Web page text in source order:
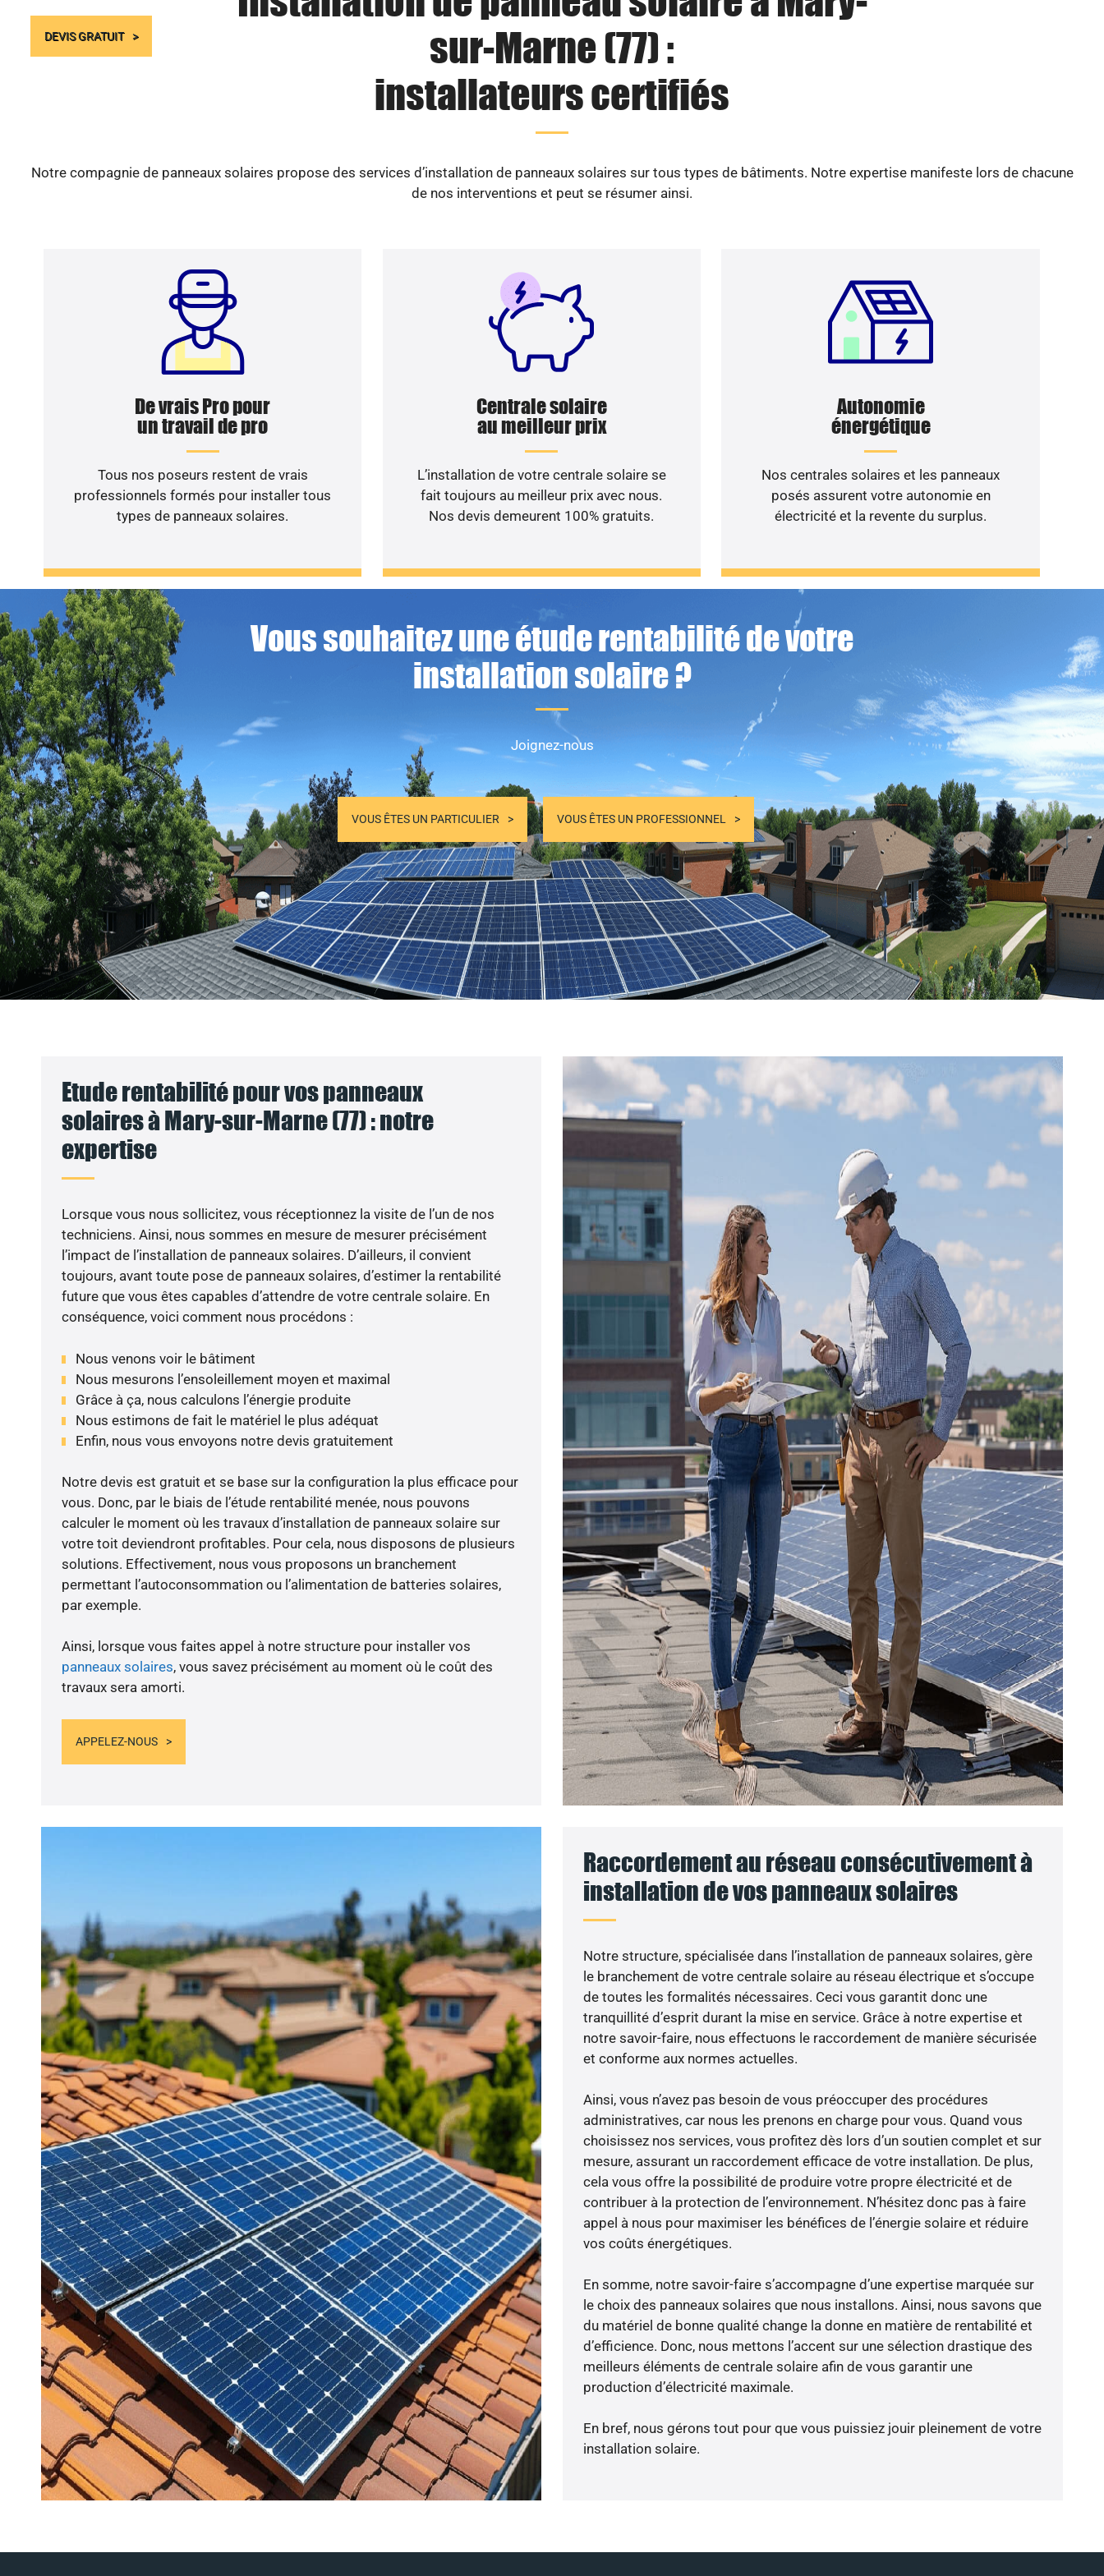
DEVIS GRATUIT
sur-Marne (77) :
installateurs certifiés
Notre compagnie de panneaux solaires propose des services d’installation de panneaux solaires sur tous types de bâtiments. Notre expertise manifeste lors de chacune
de nos interventions et peut se résumer ainsi.
De vrais Pro pour
un travail de pro
Tous nos poseurs restent de vrais
professionnels formés pour installer tous
types de panneaux solaires.
Centrale solaire
au meilleur prix
L’installation de votre centrale solaire se
fait toujours au meilleur prix avec nous.
Nos devis demeurent 100% gratuits.
Autonomie
énergétique
Nos centrales solaires et les panneaux
posés assurent votre autonomie en
électricité et la revente du surplus.
Vous souhaitez une étude rentabilité de votre
installation solaire ?
Joignez-nous
VOUS ÊTES UN PARTICULIER VOUS ÊTES UN PROFESSIONNEL
Etude rentabilité pour vos panneaux
solaires à Mary-sur-Marne (77) : notre
expertise
Lorsque vous nous sollicitez, vous réceptionnez la visite de l’un de nos
techniciens. Ainsi, nous sommes en mesure de mesurer précisément
l’impact de l’installation de panneaux solaires. D’ailleurs, il convient
toujours, avant toute pose de panneaux solaires, d’estimer la rentabilité
future que vous êtes capables d’attendre de votre centrale solaire. En
conséquence, voici comment nous procédons :
Nous venons voir le bâtiment
Nous mesurons l’ensoleillement moyen et maximal
Grâce à ça, nous calculons l’énergie produite
Nous estimons de fait le matériel le plus adéquat
Enfin, nous vous envoyons notre devis gratuitement
Notre devis est gratuit et se base sur la configuration la plus efficace pour
vous. Donc, par le biais de l’étude rentabilité menée, nous pouvons
calculer le moment où les travaux d’installation de panneaux solaire sur
votre toit deviendront profitables. Pour cela, nous disposons de plusieurs
solutions. Effectivement, nous vous proposons un branchement
permettant l’autoconsommation ou l’alimentation de batteries solaires,
par exemple.
Ainsi, lorsque vous faites appel à notre structure pour installer vos
panneaux solaires, vous savez précisément au moment où le coût des
travaux sera amorti.
APPELEZ-NOUS
Raccordement au réseau consécutivement à
installation de vos panneaux solaires
Notre structure, spécialisée dans l’installation de panneaux solaires, gère
le branchement de votre centrale solaire au réseau électrique et s’occupe
de toutes les formalités nécessaires. Ceci vous garantit donc une
tranquillité d’esprit durant la mise en service. Grâce à notre expertise et
notre savoir-faire, nous effectuons le raccordement de manière sécurisée
et conforme aux normes actuelles.
Ainsi, vous n’avez pas besoin de vous préoccuper des procédures
administratives, car nous les prenons en charge pour vous. Quand vous
choisissez nos services, vous profitez dès lors d’un soutien complet et sur
mesure, assurant un raccordement efficace de votre installation. De plus,
cela vous offre la possibilité de produire votre propre électricité et de
contribuer à la protection de l’environnement. N’hésitez donc pas à faire
appel à nous pour maximiser les bénéfices de l’énergie solaire et réduire
vos coûts énergétiques.
En somme, notre savoir-faire s’accompagne d’une expertise marquée sur
le choix des panneaux solaires que nous installons. Ainsi, nous savons que
du matériel de bonne qualité change la donne en matière de rentabilité et
d’efficience. Donc, nous mettons l’accent sur une sélection drastique des
meilleurs éléments de centrale solaire afin de vous garantir une
production d’électricité maximale.
En bref, nous gérons tout pour que vous puissiez jouir pleinement de votre
installation solaire.